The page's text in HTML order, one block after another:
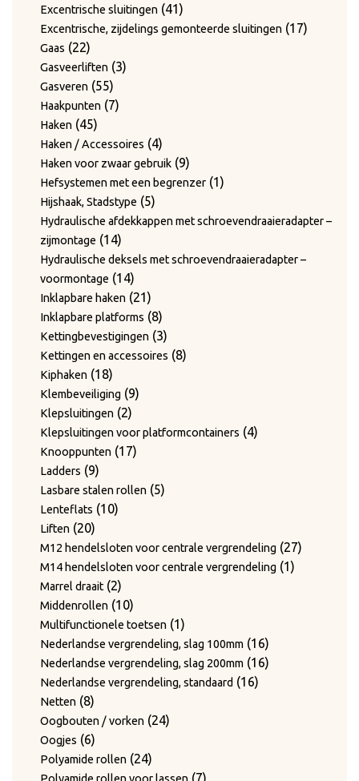
Excentrische sluitingen 4141
producten
Excentrische, zijdelings gemonteerde sluitingen 1717
Gaas 2222
producten
Gasveerliften 33
Gasveren 5555
producten
Haakpunten 77
Haken 4545
producten
Haken / Accessoires 44
producten
Haken voor zwaar gebruik 99
producten
Hefsystemen met een begrenzer 11
Hijshaak, Stadstype 55
producten
Hydraulische afdekkappen met schroevendraaieradapter –
zijmontage
1414
producten
Hydraulische deksels met schroevendraaieradapter –
voormontage
1414
producten
Inklapbare haken 2121
producten
Inklapbare platforms 88
producten
Kettingbevestigingen 33
producten
Kettingen en accessoires 88
Kiphaken 1818
producten
Klembeveiliging 99
Klepsluitingen 22
producten
Klepsluitingen voor platformcontainers 44
Knooppunten 1717
Ladders 99
producten
Lasbare stalen rollen 55
Lenteflats 1010
Liften 2020
producten
M12 hendelsloten voor centrale vergrendeling 2727
M14 hendelsloten voor centrale vergrendeling 11
Marrel draait 22
producten
Middenrollen 1010
producten
Multifunctionele toetsen 11
product
Nederlandse vergrendeling, slag 100mm 1616
producten
Nederlandse vergrendeling, slag 200mm 1616
Nederlandse vergrendeling, standaard 1616
Netten 88
producten
Oogbouten / vorken 2424
Oogjes 66
producten
Polyamide rollen 2424
producten
77